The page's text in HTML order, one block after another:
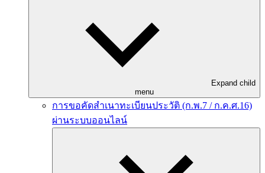
Expand child
menu
การขอคัดสำเนาทะเบียนประวัติ (ก.พ.7 / ก.ค.ศ.16)
ผ่านระบบออนไลน์